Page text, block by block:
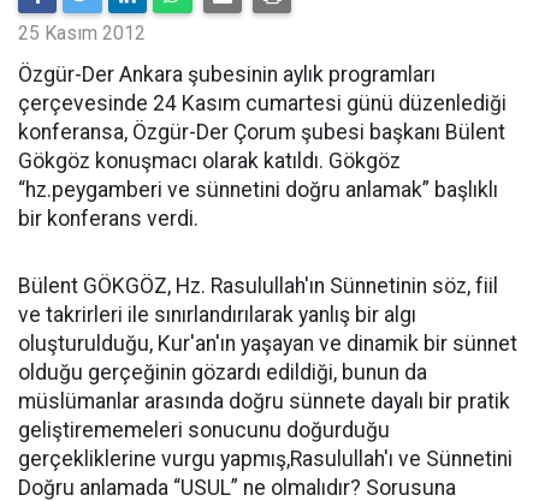
25 Kasım 2012
Özgür-Der Ankara şubesinin aylık programları
çerçevesinde 24 Kasım cumartesi günü düzenlediği
konferansa, Özgür-Der Çorum şubesi başkanı Bülent
Gökgöz konuşmacı olarak katıldı. Gökgöz
“hz.peygamberi ve sünnetini doğru anlamak” başlıklı
bir konferans verdi.
Bülent GÖKGÖZ, Hz. Rasulullah'ın Sünnetinin söz, fiil
ve takrirleri ile sınırlandırılarak yanlış bir algı
oluşturulduğu, Kur'an'ın yaşayan ve dinamik bir sünnet
olduğu gerçeğinin gözardı edildiği, bunun da
müslümanlar arasında doğru sünnete dayalı bir pratik
geliştirememeleri sonucunu doğurduğu
gerçekliklerine vurgu yapmış,Rasulullah'ı ve Sünnetini
Doğru anlamada “USUL” ne olmalıdır? Sorusuna